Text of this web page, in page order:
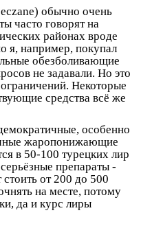
eczane) обычно очень
часто говорят на
районах вроде
я, например, покупал
обезболивающие
не задавали. Но это
Некоторые
средства всё же
особенно
жаропонижающие
в 50-100 турецких лир
препараты -
от 200 до 500
на месте, потому
да и курс лиры